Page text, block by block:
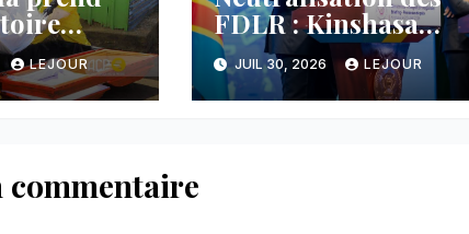
dans le
pays
LEJOUR
FDLR : Kinshasa
annonce une
avancée majeure et
maintient sa ligne
JUIL 30, 2026 LEJOUR
commentaire